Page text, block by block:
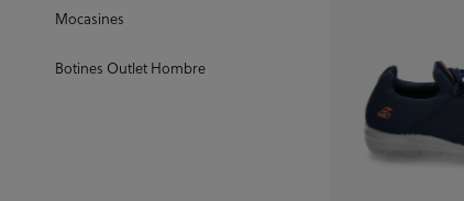
Mocasines
Botines Outlet Hombre